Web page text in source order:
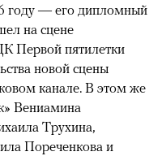
году — его дипломный
на сцене
Первой пятилетки
новой сцены
канале. В этом же
Вениамина
Трухина,
Пореченкова и